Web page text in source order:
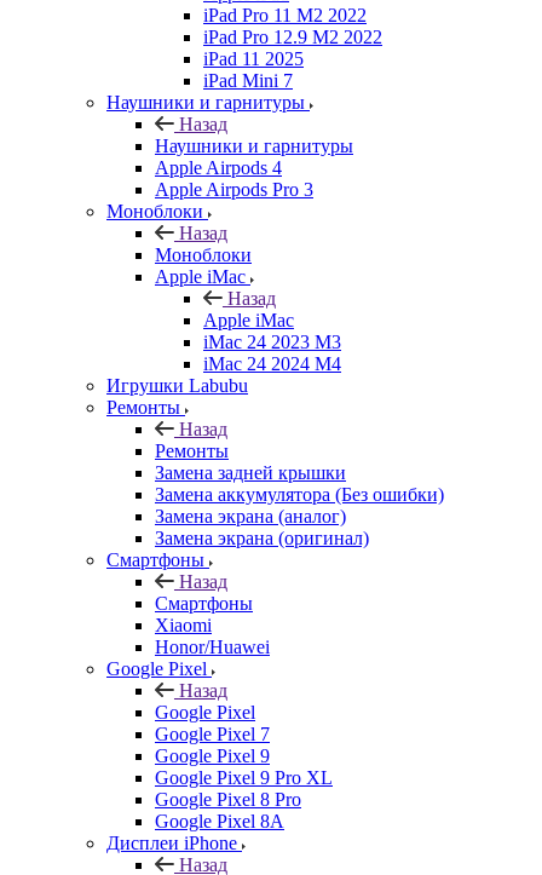
iPad Pro 11 M2 2022
iPad Pro 12.9 M2 2022
iPad 11 2025
iPad Mini 7
Наушники и гарнитуры
Назад
Наушники и гарнитуры
Apple Airpods 4
Apple Airpods Pro 3
Моноблоки
Назад
Моноблоки
Apple iMac
Назад
Apple iMac
iMac 24 2023 M3
iMac 24 2024 M4
Игрушки Labubu
Ремонты
Назад
Ремонты
Замена задней крышки
Замена аккумулятора (Без ошибки)
Замена экрана (аналог)
Замена экрана (оригинал)
Смартфоны
Назад
Смартфоны
Xiaomi
Honor/Huawei
Google Pixel
Назад
Google Pixel
Google Pixel 7
Google Pixel 9
Google Pixel 9 Pro XL
Google Pixel 8 Pro
Google Pixel 8A
Дисплеи iPhone
Назад